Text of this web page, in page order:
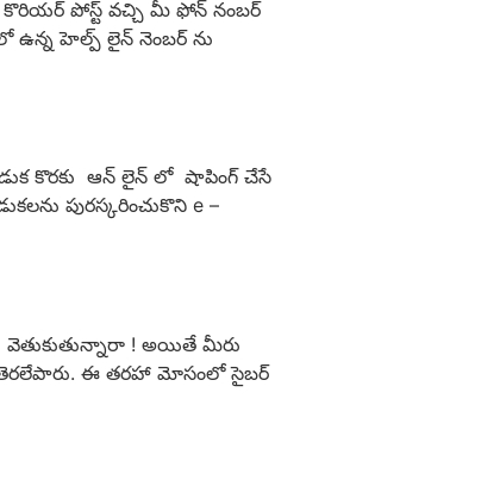
కొరియర్ పోస్ట్ వచ్చి మీ ఫోన్ నంబర్
ఉన్న హెల్ప్ లైన్ నెంబర్ ను
కొరకు ఆన్ లైన్ లో షాపింగ్ చేసే
పురస్కరించుకొని e –
వెతుకుతున్నారా ! అయితే మీరు
తెరలేపారు. ఈ తరహా మోసంలో సైబర్